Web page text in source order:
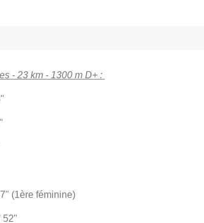
- 23 km - 1300 m D+ :
(1ère féminine)
52"